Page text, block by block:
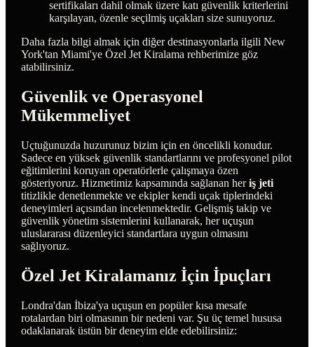
sertifikaları dahil olmak üzere katı güvenlik kriterlerini
karşılayan, özenle seçilmiş uçakları size sunuyoruz.
Daha fazla bilgi almak için diğer destinasyonlarla ilgili New
York'tan Miami'ye Özel Jet Kiralama rehberimize göz
atabilirsiniz.
Güvenlik ve Operasyonel
Mükemmeliyet
Uçtuğunuzda huzurunuz bizim için en öncelikli konudur.
Sadece en yüksek güvenlik standartlarını ve profesyonel pilot
eğitimlerini koruyan operatörlerle çalışmaya özen
gösteriyoruz. Hizmetimiz kapsamında sağlanan heriş jeti
titizlikle denetlenmekte ve ekipler kendi uçak tiplerindeki
deneyimleri açısından incelenmektedir. Gelişmiş takip ve
güvenlik yönetim sistemlerini kullanarak, her uçuşun
uluslararası düzenleyici standartlara uygun olmasını
sağlıyoruz.
Özel Jet Kiralamanız İçin İpuçları
Londra'dan İbiza'ya uçuşun en popüler kısa mesafe
rotalardan biri olmasının bir nedeni var. Şu üç temel hususa
odaklanarak üstün bir deneyim elde edebilirsiniz: